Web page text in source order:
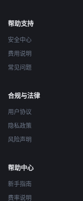
帮助支持
安全中心
费用说明
常见问题
合规与法律
用户协议
隐私政策
风险声明
帮助中心
新手指南
费率说明